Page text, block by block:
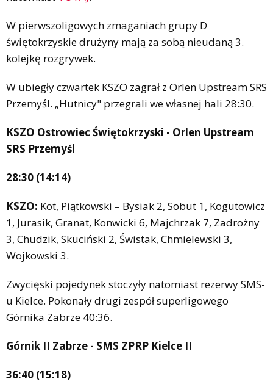
W pierwszoligowych zmaganiach grupy D
świętokrzyskie drużyny mają za sobą nieudaną 3.
kolejkę rozgrywek.
W ubiegły czwartek KSZO zagrał z Orlen Upstream SRS
Przemyśl. „Hutnicy" przegrali we własnej hali 28:30.
KSZO Ostrowiec Świętokrzyski - Orlen Upstream
SRS Przemyśl
28:30 (14:14)
KSZO: Kot, Piątkowski – Bysiak 2, Sobut 1, Kogutowicz
1, Jurasik, Granat, Konwicki 6, Majchrzak 7, Zadrożny
3, Chudzik, Skuciński 2, Świstak, Chmielewski 3,
Wojkowski 3.
Zwycięski pojedynek stoczyły natomiast rezerwy SMS-
u Kielce. Pokonały drugi zespół superligowego
Górnika Zabrze 40:36.
Górnik II Zabrze - SMS ZPRP Kielce II
36:40 (15:18)